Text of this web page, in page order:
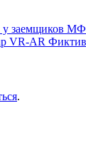
у заемщиков
VR-AR
.